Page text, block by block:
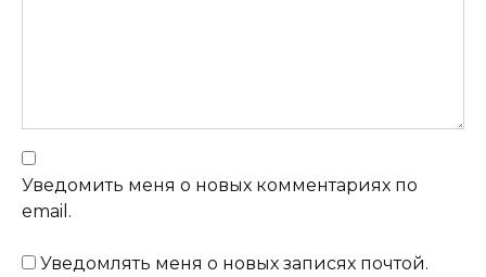
Уведомить меня о новых комментариях по
email.
Уведомлять меня о новых записях почтой.